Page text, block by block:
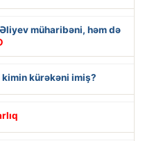
müharibəni, həm də
kimin kürəkəni imiş?